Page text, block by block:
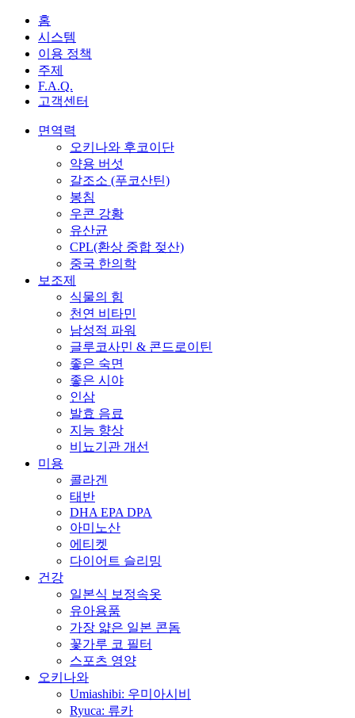
홈
시스템
이용 정책
주제
F.A.Q.
고객센터
면역력
오키나와 후코이단
약용 버섯
갈조소 (푸코산틴)
봉침
우콘 강황
유산균
CPL(환상 중합 젖산)
중국 한의학
보조제
식물의 힘
천연 비타민
남성적 파워
글루코사민 & 콘드로이틴
좋은 숙면
좋은 시야
인삼
발효 음료
지능 향상
비뇨기관 개선
미용
콜라겐
태반
DHA EPA DPA
아미노산
에티켓
다이어트 슬리밍
건강
일본식 보정속옷
유아용품
가장 얇은 일본 콘돔
꽃가루 코 필터
스포츠 영양
오키나와
Umiashibi: 우미아시비
Ryuca: 류카